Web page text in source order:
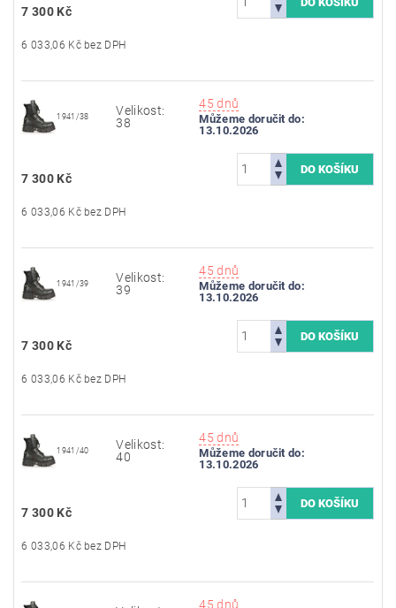
7 300 Kč
6 033,06 Kč bez DPH
1941/38
Velikost:
38
45 dnů
Můžeme doručit do:
13.10.2026
7 300 Kč
6 033,06 Kč bez DPH
1941/39
Velikost:
39
45 dnů
Můžeme doručit do:
13.10.2026
7 300 Kč
6 033,06 Kč bez DPH
1941/40
Velikost:
40
45 dnů
Můžeme doručit do:
13.10.2026
7 300 Kč
6 033,06 Kč bez DPH
45 dnů